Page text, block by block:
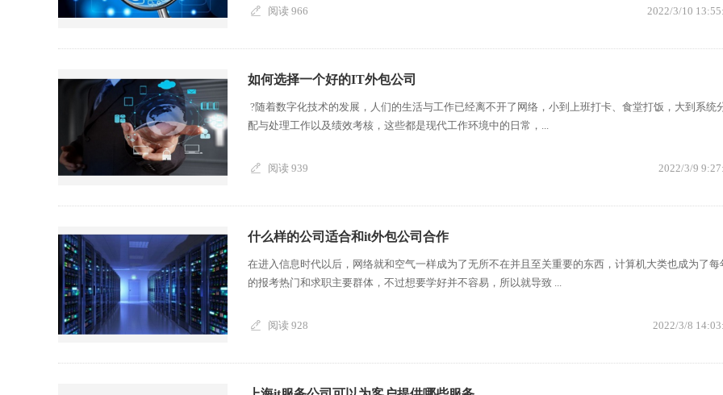
阅读 966 2022/3/10
如何选择一个好的IT外包公司
?随着数字化技术的发展，人们的生活与工作已经离不开了网络，小到上班打卡、食堂打饭，大到系统
配与处理工作以及绩效考核，这些都是现代工作环境中的日常，...
阅读 939 2022/3/9
什么样的公司适合和it外包公司合作
在进入信息时代以后，网络就和空气一样成为了无所不在并且至关重要的东西，计算机大类也成为了每
的报考热门和求职主要群体，不过想要学好并不容易，所以就导致 ...
阅读 928 2022/3/8